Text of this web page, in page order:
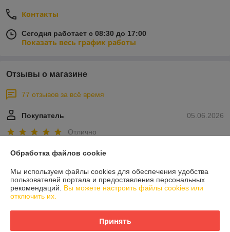
Контакты
Сегодня работает с 08:30 до 17:00
Показать весь график работы
Отзывы о магазине
77 отзывов за всё время
05.06.2026
Покупатель
Отлично
Покупатель
Отлично
Показать все отзывы
О нас
Обработка файлов cookie
Мы используем файлы cookies для обеспечения удобства
пользователей портала и предоставления персональных
рекомендаций. Вы можете настроить файлы cookies или
отключить их.
Принять